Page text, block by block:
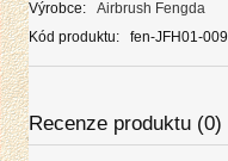
Výrobce:
Airbrush Fengda
Kód produktu:
fen-JFH01-009
Recenze produktu (0)